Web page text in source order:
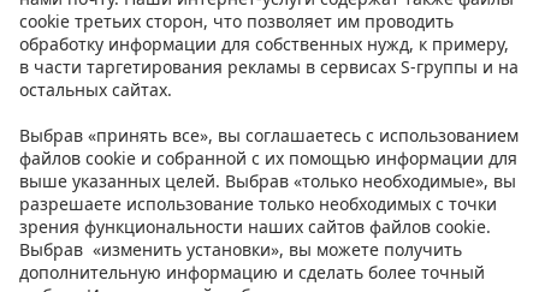
Условия
Prisma Konto
Язык:ETENRU